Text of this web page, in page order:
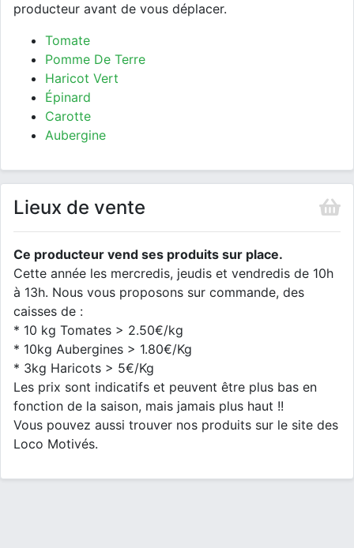
producteur avant de vous déplacer.
Tomate
Pomme De Terre
Haricot Vert
Épinard
Carotte
Aubergine
Lieux de vente
Ce producteur vend ses produits sur place.
Cette année les mercredis, jeudis et vendredis de 10h
à 13h. Nous vous proposons sur commande, des
caisses de :
* 10 kg Tomates > 2.50€/kg
* 10kg Aubergines > 1.80€/Kg
* 3kg Haricots > 5€/Kg
Les prix sont indicatifs et peuvent être plus bas en
fonction de la saison, mais jamais plus haut !!
Vous pouvez aussi trouver nos produits sur le site des
Loco Motivés.